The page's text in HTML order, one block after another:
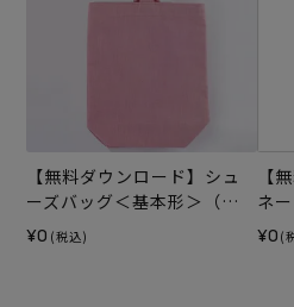
【無料ダウンロード】シュ
ーズバッグ＜基本形＞（レ
シピ）
¥0 (税込)
【
ネ
手
¥0 (